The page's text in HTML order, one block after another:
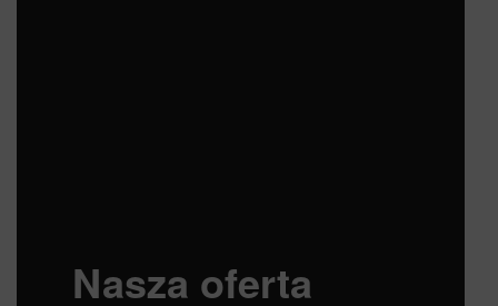
Nasza oferta